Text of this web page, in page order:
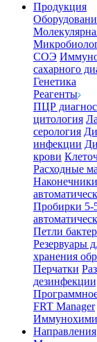
Продукция
СОЭ
сахарного
Генетика
Реагенты
ПЦР
цитология
серология
инфекции
крови
Расходные
Пробирки 5-
Петли
Резервуары
хранения
Перчатки
FRT Manager
Направления